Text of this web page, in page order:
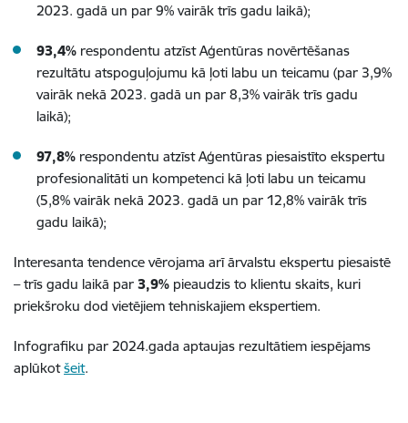
2023. gadā un par 9% vairāk trīs gadu laikā);
93,4% respondentu atzīst Aģentūras novērtēšanas
rezultātu atspoguļojumu kā ļoti labu un teicamu (par 3,9%
vairāk nekā 2023. gadā un par 8,3% vairāk trīs gadu
laikā);
97,8% respondentu atzīst Aģentūras piesaistīto ekspertu
profesionalitāti un kompetenci kā ļoti labu un teicamu
(5,8% vairāk nekā 2023. gadā un par 12,8% vairāk trīs
gadu laikā);
Interesanta tendence vērojama arī ārvalstu ekspertu piesaistē
– trīs gadu laikā par 3,9% pieaudzis to klientu skaits, kuri
priekšroku dod vietējiem tehniskajiem ekspertiem.
Infografiku par 2024.gada aptaujas rezultātiem iespējams
aplūkotšeit.